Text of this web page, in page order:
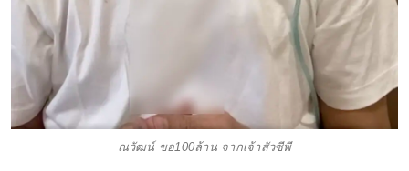
ณวัฒน์ ขอ100ล้าน จากเจ้าสัวซีพี